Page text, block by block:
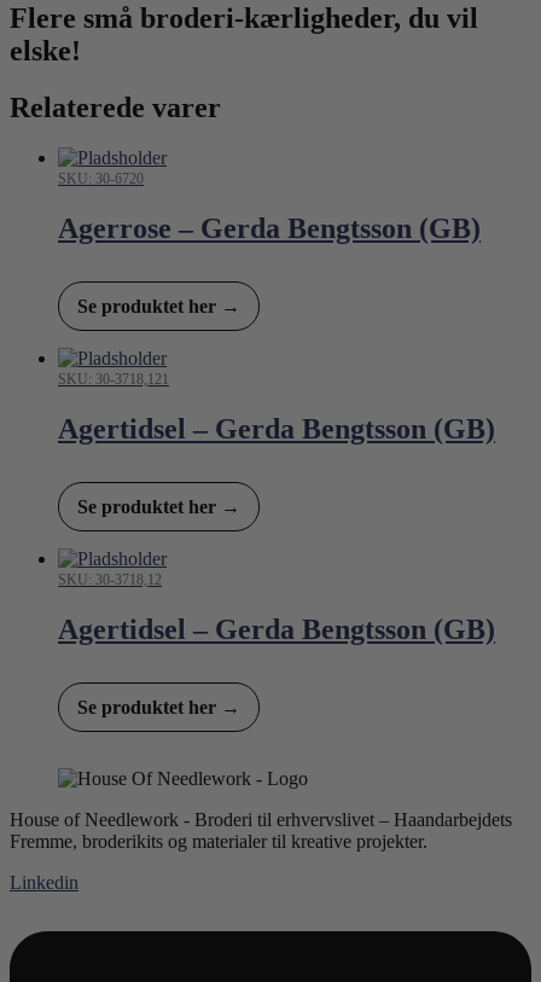
Flere små broderi-kærligheder, du vil
elske!
Relaterede varer
SKU: 30-6720
Agerrose – Gerda Bengtsson (GB)
Se produktet her →
SKU: 30-3718,121
Agertidsel – Gerda Bengtsson (GB)
Se produktet her →
SKU: 30-3718,12
Agertidsel – Gerda Bengtsson (GB)
Se produktet her →
House of Needlework - Broderi til erhvervslivet – Haandarbejdets
Fremme, broderikits og materialer til kreative projekter.
Linkedin